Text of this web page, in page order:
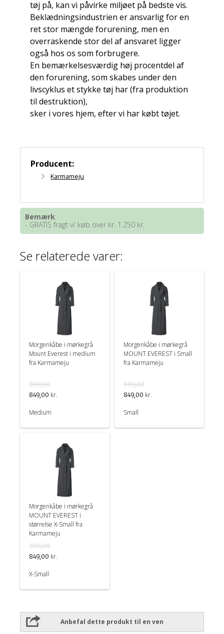
tøj på, kan vi påvirke miljøet på bedste vis.
Beklædningsindustrien er ansvarlig for en
ret stor mængde forurening, men en
overraskende stor del af ansvaret ligger
også hos os som forbrugere.
En bemærkelsesværdig høj procentdel af
den forurening, som skabes under den
livscyklus et stykke tøj har (fra produktion
til destruktion),
sker i vores hjem, efter vi har købt tøjet.
Producent:
Karmameju
Bemærk:
- GRATIS fragt v/ køb over kr. 1.250 kr.
Se relaterede varer:
Morgenkåbe i mørkegrå
Mount Everest i medium
fra Karmameju
999,00
849,00 kr.
Medium
Morgenkåbe i mørkegrå
MOUNT EVEREST i Small
fra Karmameju
999,00
849,00 kr.
Small
Morgenkåbe i mørkegrå
MOUNT EVEREST i
størrelse X-Small fra
Karmameju
999,00
849,00 kr.
X-Small
Anbefal dette produkt til en ven